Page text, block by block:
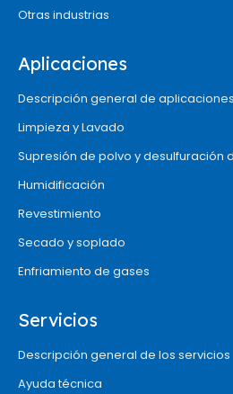
Otras industrias
Aplicaciones
Descripción general de aplicaciones
Limpieza y Lavado
Supresión de polvo y desulfuración
Humidificación
Revestimiento
Secado y soplado
Enfriamiento de gases
Servicios
Descripción general de los servicios
Ayuda técnica